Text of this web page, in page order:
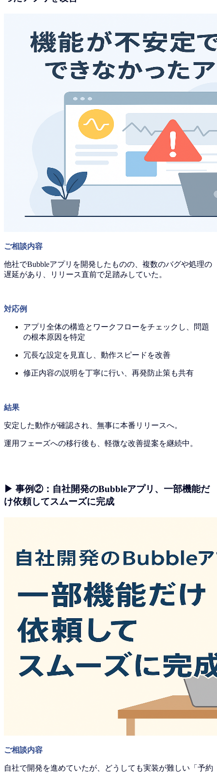
ご相談内容
他社でBubbleアプリを開発したものの、複数のバグや処理の
遅延があり、リリース直前で足踏みしていた。
対応例
アプリ全体の構造とワークフローをチェックし、問題
の根本原因を特定
冗長な設定を見直し、動作スピードを改善
修正内容の説明を丁寧に行い、再発防止策も共有
結果
安定した動作が確認され、無事に本番リリースへ。
運用フェーズへの移行後も、軽微な改善提案を継続中。
▶ 事例②：自社開発のBubbleアプリ、一部機能だ
け依頼してスムーズに完成
ご相談内容
自社で開発を進めていたが、どうしても実装が難しい「予約